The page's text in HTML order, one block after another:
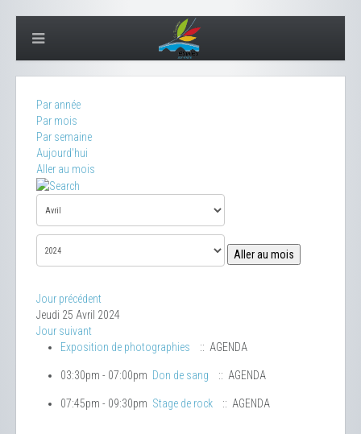
Par année
Par mois
Par semaine
Aujourd'hui
Aller au mois
Aller au mois
Jour précédent
Jeudi 25 Avril 2024
Jour suivant
Exposition de photographies
:: AGENDA
03:30pm - 07:00pm Don de sang :: AGENDA
07:45pm - 09:30pm Stage de rock :: AGENDA